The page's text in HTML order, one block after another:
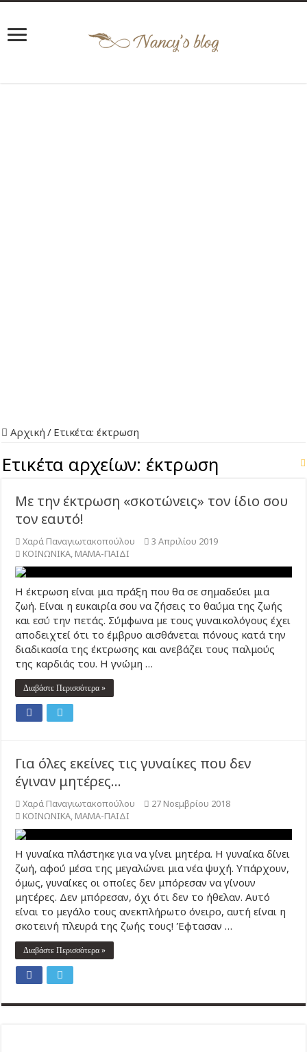
Αρχική / Ετικέτα:έκτρωση
Ετικέτα αρχείων: έκτρωση
Με την έκτρωση «σκοτώνεις» τον ίδιο σου
τον εαυτό!
Χαρά Παναγιωτακοπούλου
3 Απριλίου 2019
ΚΟΙΝΩΝΙΚΑ, ΜΑΜΑ-ΠΑΙΔΙ
Η έκτρωση είναι μια πράξη που θα σε σημαδεύει μια
ζωή. Είναι η ευκαιρία σου να ζήσεις το θαύμα της ζωής
και εσύ την πετάς. Σύμφωνα με τους γυναικολόγους έχει
αποδειχτεί ότι το έμβρυο αισθάνεται πόνους κατά την
διαδικασία της έκτρωσης και ανεβάζει τους παλμούς
της καρδιάς του. Η γνώμη …
Διαβάστε Περισσότερα »
Για όλες εκείνες τις γυναίκες που δεν
έγιναν μητέρες…
Χαρά Παναγιωτακοπούλου
27 Νοεμβρίου 2018
ΚΟΙΝΩΝΙΚΑ, ΜΑΜΑ-ΠΑΙΔΙ
Η γυναίκα πλάστηκε για να γίνει μητέρα. Η γυναίκα δίνει
ζωή, αφού μέσα της μεγαλώνει μια νέα ψυχή. Υπάρχουν,
όμως, γυναίκες οι οποίες δεν μπόρεσαν να γίνουν
μητέρες. Δεν μπόρεσαν, όχι ότι δεν το ήθελαν. Αυτό
είναι το μεγάλο τους ανεκπλήρωτο όνειρο, αυτή είναι η
σκοτεινή πλευρά της ζωής τους! Έφτασαν …
Διαβάστε Περισσότερα »